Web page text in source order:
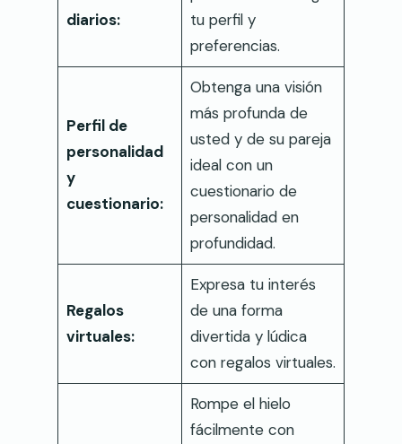
diarios:
tu perfil y
preferencias.
Perfil de
personalidad
y
cuestionario:
Obtenga una visión
más profunda de
usted y de su pareja
ideal con un
cuestionario de
personalidad en
profundidad.
Regalos
virtuales:
Expresa tu interés
de una forma
divertida y lúdica
con regalos virtuales.
Rompe el hielo
fácilmente con